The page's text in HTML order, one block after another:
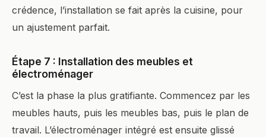
crédence, l’installation se fait après la cuisine, pour
un ajustement parfait.
Étape 7 : Installation des meubles et
électroménager
C’est la phase la plus gratifiante. Commencez par les
meubles hauts, puis les meubles bas, puis le plan de
travail. L’électroménager intégré est ensuite glissé